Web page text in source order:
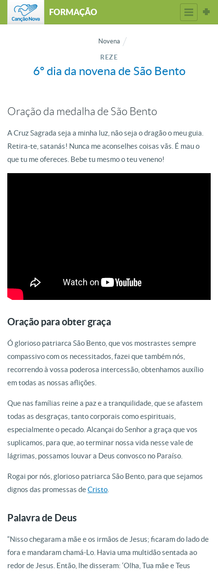
FORMAÇÃO
Novena
REZE
6º dia da novena de São Bento
Oração da medalha de São Bento
A Cruz Sagrada seja a minha luz, não seja o dragão o meu guia.
Retira-te, satanás! Nunca me aconselhes coisas vãs. É mau o
que tu me ofereces. Bebe tu mesmo o teu veneno!
Oração para obter graça
Ó glorioso patriarca São Bento, que vos mostrastes sempre
compassivo com os necessitados, fazei que também nós,
recorrendo à vossa poderosa intercessão, obtenhamos auxílio
em todas as nossas aflições.
Que nas famílias reine a paz e a tranquilidade, que se afastem
todas as desgraças, tanto corporais como espirituais,
especialmente o pecado. Alcançai do Senhor a graça que vos
suplicamos, para que, ao terminar nossa vida nesse vale de
lágrimas, possamos louvar a Deus convosco no Paraíso.
Rogai por nós, glorioso patriarca São Bento, para que sejamos
dignos das promessas deCristo
Palavra de Deus
“Nisso chegaram a mãe e os irmãos de Jesus; ficaram do lado de
fora e mandaram chamá-Lo. Havia uma multidão sentada ao
redor de Jesus. Então, lhe disseram: ‘Olha, Tua mãe e Teus